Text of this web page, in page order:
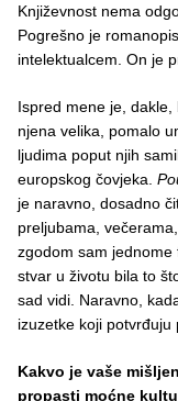
Književnost nema
Pogrešno je
intelektualcem. On je
Ispred mene je,
njena velika, pomalo
ljudima poput njih
europskog čovjeka.
je naravno, dosadno
preljubama,
zgodom sam jednome
stvar u životu bila to
sad vidi. Naravno,
izuzetke koji potvrđuju
Kakvo je vaše
propasti moćne